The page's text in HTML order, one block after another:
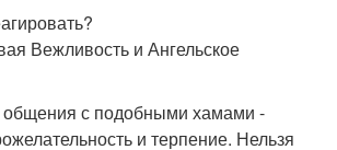
Вежливость и Ангельское
общения с подобными хамами -
и терпение. Нельзя